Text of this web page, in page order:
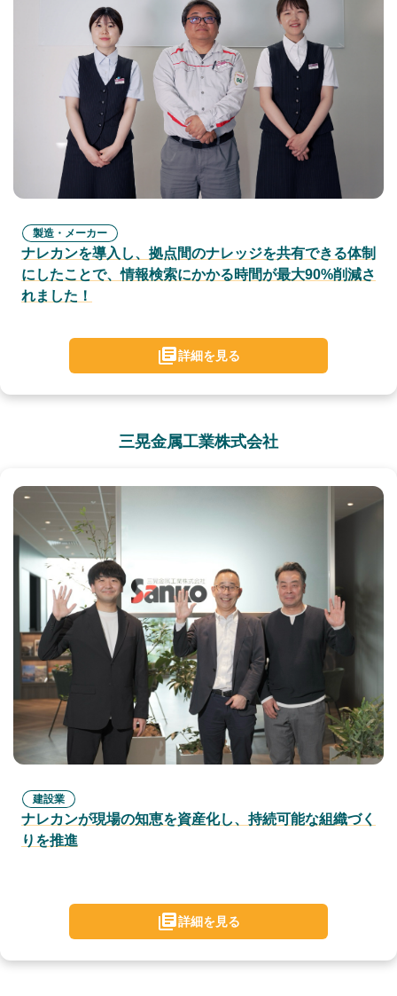
製造・メーカー
ナレカンを導入し、拠点間のナレッジを共有できる体制
にしたことで、情報検索にかかる時間が最大90%削減さ
れました！
詳細を見る
三晃金属工業株式会社
建設業
ナレカンが現場の知恵を資産化し、持続可能な組織づく
りを推進
詳細を見る